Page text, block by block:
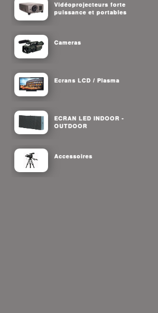
Vidéoprojecteurs forte
puissance et portables
Cameras
Ecrans LCD / Plasma
ECRAN LED INDOOR -
OUTDOOR
Accessoires